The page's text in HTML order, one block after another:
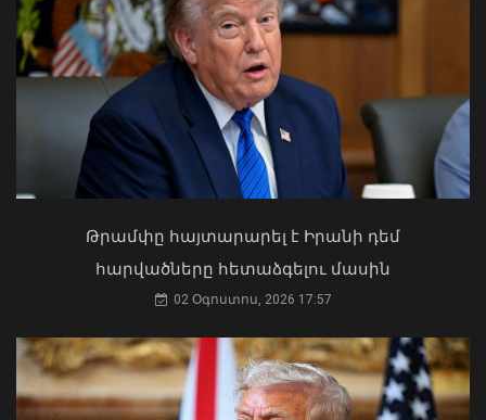
մոտոցիկլետ
08 Օգոստոս, 2026 23:01
Կաթողիկոսը պետք է օրենքի առաջ
կանգնի, եթե հանցանք է գործել, կամ
արտաքին ազդեցության գործակալ
դարձել. աստվածաբան
07 Օգոստոս, 2026 17:03
Թրամփը հայտարարել է Իրանի դեմ
հարվածները հետաձգելու մասին
02 Օգոստոս, 2026 17:57